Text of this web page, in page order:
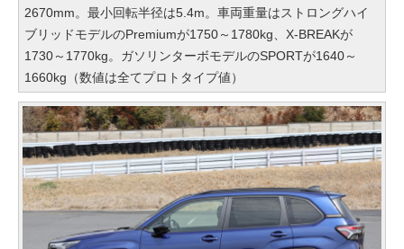
2670mm。最小回転半径は5.4m。車両重量はストロングハイ
ブリッドモデルのPremiumが1750～1780kg、X-BREAKが
1730～1770kg。ガソリンターボモデルのSPORTが1640～
1660kg（数値は全てプロトタイプ値）